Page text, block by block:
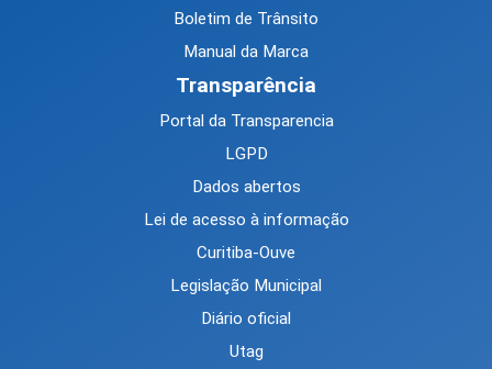
Boletim de Trânsito
Manual da Marca
Transparência
Portal da Transparencia
LGPD
Dados abertos
Lei de acesso à informação
Curitiba-Ouve
Legislação Municipal
Diário oficial
Utag